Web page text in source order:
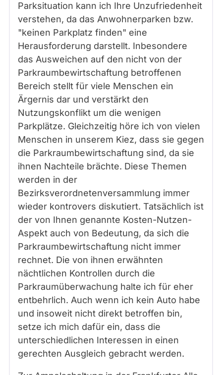
Parksituation kann ich Ihre Unzufriedenheit
verstehen, da das Anwohnerparken bzw.
"keinen Parkplatz finden" eine
Herausforderung darstellt. Inbesondere
das Ausweichen auf den nicht von der
Parkraumbewirtschaftung betroffenen
Bereich stellt für viele Menschen ein
Ärgernis dar und verstärkt den
Nutzungskonflikt um die wenigen
Parkplätze. Gleichzeitig höre ich von vielen
Menschen in unserem Kiez, dass sie gegen
die Parkraumbewirtschaftung sind, da sie
ihnen Nachteile brächte. Diese Themen
werden in der
Bezirksverordnetenversammlung immer
wieder kontrovers diskutiert. Tatsächlich ist
der von Ihnen genannte Kosten-Nutzen-
Aspekt auch von Bedeutung, da sich die
Parkraumbewirtschaftung nicht immer
rechnet. Die von ihnen erwähnten
nächtlichen Kontrollen durch die
Parkraumüberwachung halte ich für eher
entbehrlich. Auch wenn ich kein Auto habe
und insoweit nicht direkt betroffen bin,
setze ich mich dafür ein, dass die
unterschiedlichen Interessen in einen
gerechten Ausgleich gebracht werden.